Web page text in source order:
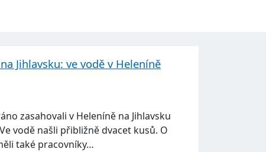
Jihlavsku: ve vodě v Heleníně
zasahovali v Heleníně na Jihlavsku
vodě našli přibližně dvacet kusů. O
také pracovníky…